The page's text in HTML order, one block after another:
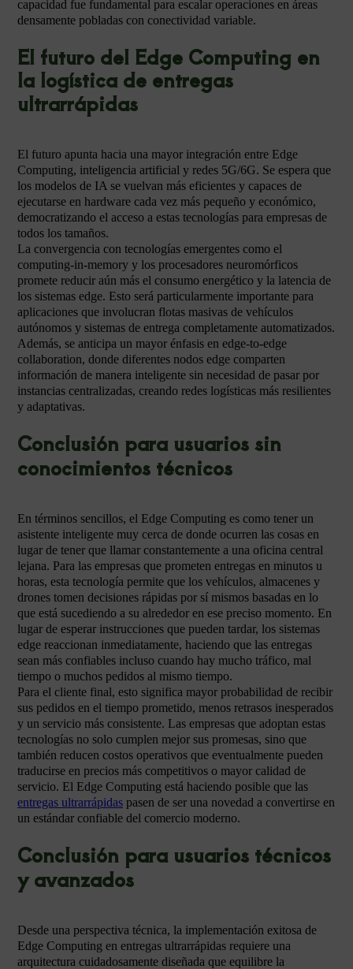
capacidad fue fundamental para escalar operaciones en áreas
densamente pobladas con conectividad variable.
El futuro del Edge Computing en
la logística de entregas
ultrarrápidas
El futuro apunta hacia una mayor integración entre Edge
Computing, inteligencia artificial y redes 5G/6G. Se espera que
los modelos de IA se vuelvan más eficientes y capaces de
ejecutarse en hardware cada vez más pequeño y económico,
democratizando el acceso a estas tecnologías para empresas de
todos los tamaños.
La convergencia con tecnologías emergentes como el
computing-in-memory y los procesadores neuromórficos
promete reducir aún más el consumo energético y la latencia de
los sistemas edge. Esto será particularmente importante para
aplicaciones que involucran flotas masivas de vehículos
autónomos y sistemas de entrega completamente automatizados.
Además, se anticipa un mayor énfasis en edge-to-edge
collaboration, donde diferentes nodos edge comparten
información de manera inteligente sin necesidad de pasar por
instancias centralizadas, creando redes logísticas más resilientes
y adaptativas.
Conclusión para usuarios sin
conocimientos técnicos
En términos sencillos, el Edge Computing es como tener un
asistente inteligente muy cerca de donde ocurren las cosas en
lugar de tener que llamar constantemente a una oficina central
lejana. Para las empresas que prometen entregas en minutos u
horas, esta tecnología permite que los vehículos, almacenes y
drones tomen decisiones rápidas por sí mismos basadas en lo
que está sucediendo a su alrededor en ese preciso momento. En
lugar de esperar instrucciones que pueden tardar, los sistemas
edge reaccionan inmediatamente, haciendo que las entregas
sean más confiables incluso cuando hay mucho tráfico, mal
tiempo o muchos pedidos al mismo tiempo.
Para el cliente final, esto significa mayor probabilidad de recibir
sus pedidos en el tiempo prometido, menos retrasos inesperados
y un servicio más consistente. Las empresas que adoptan estas
tecnologías no solo cumplen mejor sus promesas, sino que
también reducen costos operativos que eventualmente pueden
traducirse en precios más competitivos o mayor calidad de
servicio. El Edge Computing está haciendo posible que las
entregas ultrarrápidas pasen de ser una novedad a convertirse en
un estándar confiable del comercio moderno.
Conclusión para usuarios técnicos
y avanzados
Desde una perspectiva técnica, la implementación exitosa de
Edge Computing en entregas ultrarrápidas requiere una
arquitectura cuidadosamente diseñada que equilibre la